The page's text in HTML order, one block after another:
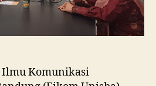
Komunikasi